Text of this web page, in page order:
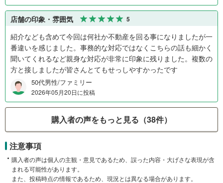
店舗の印象・雰囲気 5
紹介なども含めて今回は何社か不動産を回る事になりましたが一
番違いを感じました。事務的な対応ではなくこちらの話も細かく
聞いてくれるなど親身な対応が非常に印象に残りました。複数の
方と接しましたが皆さんとてもせっしやすかったです
50代男性/ファミリー
2026年05月20日に投稿
購入者の声をもっと見る（38件）
注意事項
購入者の声は個人の主観・意見であるため、誤った内容・大げさな表現が含
まれる可能性があります。
また、投稿時点の情報であるため、現況とは異なる場合があります。